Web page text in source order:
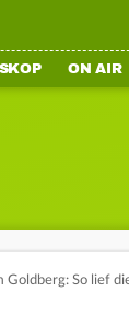
ON AIR
Goldberg: So lief